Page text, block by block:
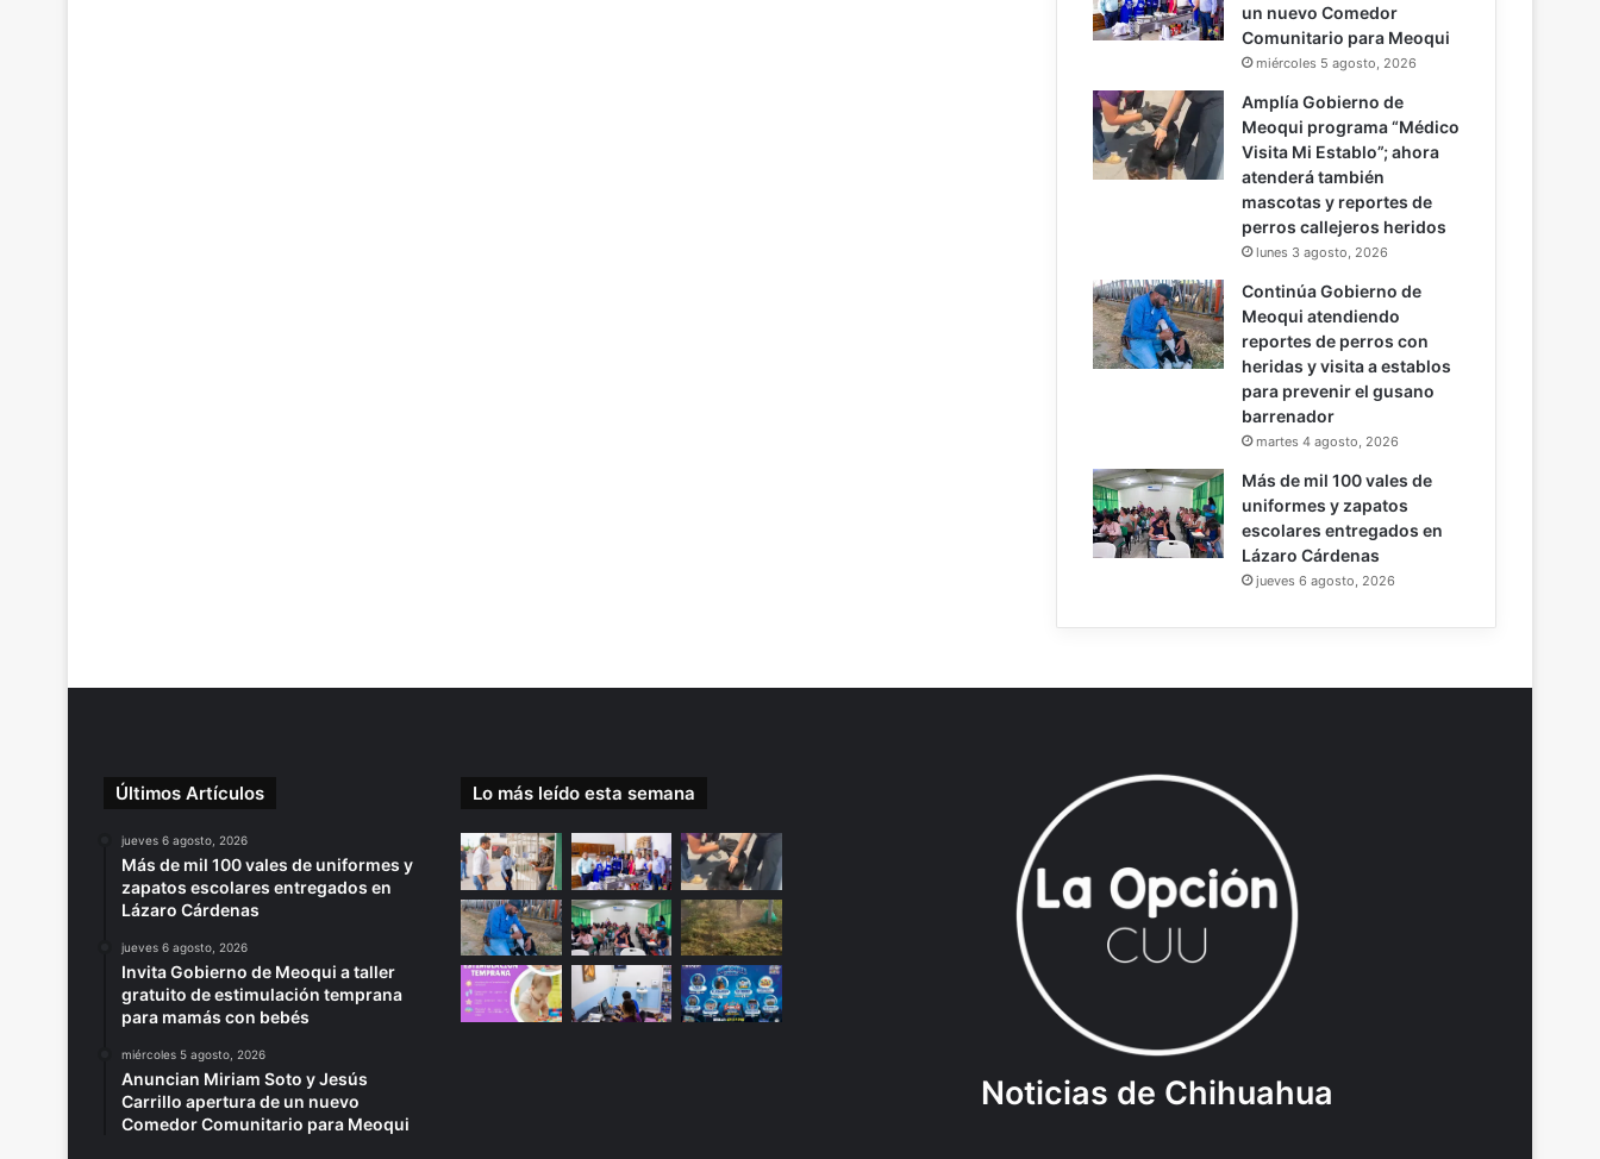
un nuevo Comedor
Comunitario para Meoqui
miércoles 5 agosto, 2026
Amplía Gobierno de
Meoqui programa “Médico
Visita Mi Establo”; ahora
atenderá también
mascotas y reportes de
perros callejeros heridos
lunes 3 agosto, 2026
Continúa Gobierno de
Meoqui atendiendo
reportes de perros con
heridas y visita a establos
para prevenir el gusano
barrenador
martes 4 agosto, 2026
Más de mil 100 vales de
uniformes y zapatos
escolares entregados en
Lázaro Cárdenas
jueves 6 agosto, 2026
Últimos Artículos
jueves 6 agosto, 2026
Más de mil 100 vales de uniformes y
zapatos escolares entregados en
Lázaro Cárdenas
jueves 6 agosto, 2026
Invita Gobierno de Meoqui a taller
gratuito de estimulación temprana
para mamás con bebés
miércoles 5 agosto, 2026
Anuncian Miriam Soto y Jesús
Carrillo apertura de un nuevo
Comedor Comunitario para Meoqui
Lo más leído esta semana
Noticias de Chihuahua